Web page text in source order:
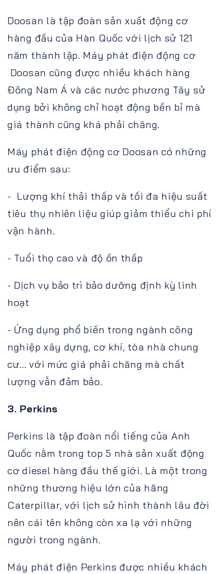
Doosan là tập đoàn sản xuất động cơ
hàng đầu của Hàn Quốc với lịch sử 121
năm thành lập. Máy phát điện động cơ
Doosan cũng được nhiều khách hàng
Đông Nam Á và các nước phương Tây sử
dụng bởi không chỉ hoạt động bền bỉ mà
giá thành cũng khá phải chăng.
Máy phát điện động cơ Doosan có những
ưu điểm sau:
- Lượng khí thải thấp và tối đa hiệu suất
tiêu thụ nhiên liệu giúp giảm thiểu chi phí
vận hành.
- Tuổi thọ cao và độ ồn thấp
- Dịch vụ bảo trì bảo dưỡng định kỳ linh
hoạt
- Ứng dụng phổ biến trong ngành công
nghiệp xây dựng, cơ khí, tòa nhà chung
cư... với mức giá phải chăng mà chất
lượng vẫn đảm bảo.
3. Perkins
Perkins là tập đoàn nổi tiếng của Anh
Quốc nằm trong top 5 nhà sản xuất động
cơ diesel hàng đầu thế giới. Là một trong
những thương hiệu lớn của hãng
Caterpillar, với lịch sử hình thành lâu đời
nên cái tên không còn xa lạ với những
người trong ngành.
Máy phát điện Perkins được nhiều khách